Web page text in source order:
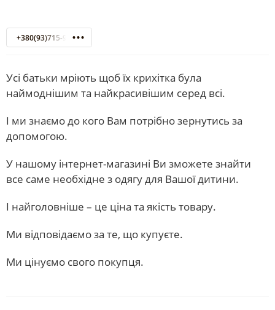
+380(93)715-96-26
Усі батьки мріють щоб їх крихітка була
наймоднішим та найкрасивішим серед всі.
І ми знаємо до кого Вам потрібно зернутись за
допомогою.
У нашому інтернет-магазині Ви зможете знайти
все саме необхідне з одягу для Вашої дитини.
І найголовніше – це ціна та якість товару.
Ми відповідаємо за те, що купуєте.
Ми цінуємо свого покупця.